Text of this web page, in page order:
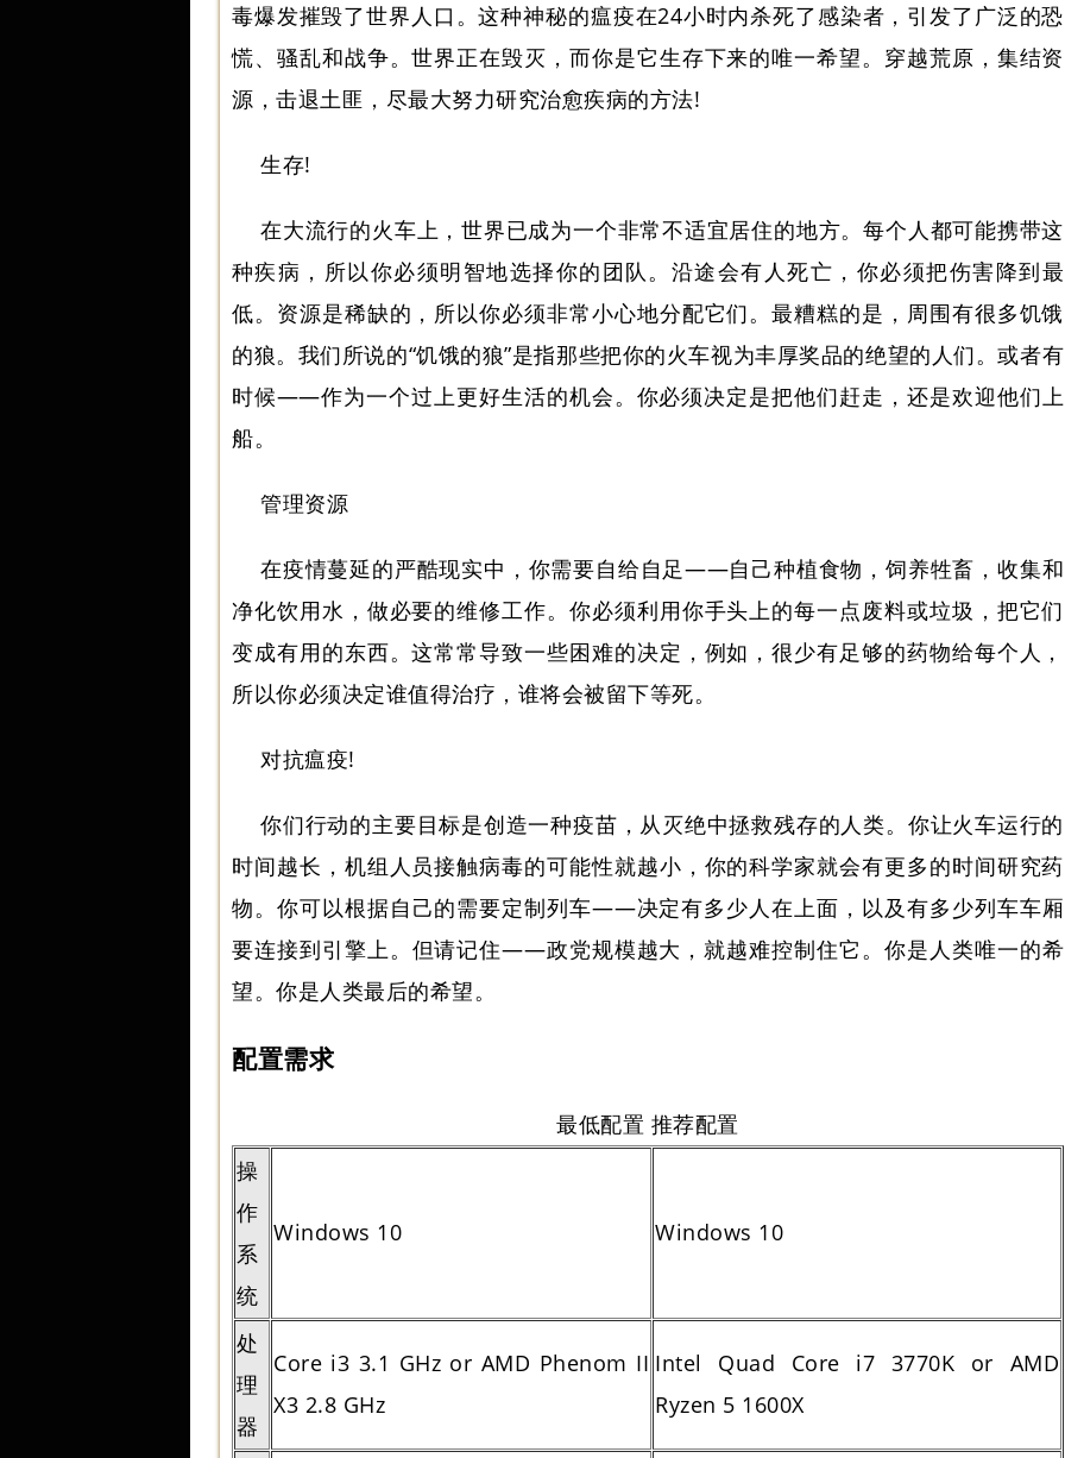
毒爆发摧毁了世界人口。这种神秘的瘟疫在24小时内杀死了感染者，引发了广泛的恐
慌、骚乱和战争。世界正在毁灭，而你是它生存下来的唯一希望。穿越荒原，集结资
源，击退土匪，尽最大努力研究治愈疾病的方法!
生存!
在大流行的火车上，世界已成为一个非常不适宜居住的地方。每个人都可能携带这
种疾病，所以你必须明智地选择你的团队。沿途会有人死亡，你必须把伤害降到最
低。资源是稀缺的，所以你必须非常小心地分配它们。最糟糕的是，周围有很多饥饿
的狼。我们所说的“饥饿的狼”是指那些把你的火车视为丰厚奖品的绝望的人们。或者有
时候——作为一个过上更好生活的机会。你必须决定是把他们赶走，还是欢迎他们上
船。
管理资源
在疫情蔓延的严酷现实中，你需要自给自足——自己种植食物，饲养牲畜，收集和
净化饮用水，做必要的维修工作。你必须利用你手头上的每一点废料或垃圾，把它们
变成有用的东西。这常常导致一些困难的决定，例如，很少有足够的药物给每个人，
所以你必须决定谁值得治疗，谁将会被留下等死。
对抗瘟疫!
你们行动的主要目标是创造一种疫苗，从灭绝中拯救残存的人类。你让火车运行的
时间越长，机组人员接触病毒的可能性就越小，你的科学家就会有更多的时间研究药
物。你可以根据自己的需要定制列车——决定有多少人在上面，以及有多少列车车厢
要连接到引擎上。但请记住——政党规模越大，就越难控制住它。你是人类唯一的希
望。你是人类最后的希望。
配置需求
最低配置 推荐配置
操
作
系
统
Windows 10 Windows 10
处
理
器
Core i3 3.1 GHz or AMD Phenom II
X3 2.8 GHz
Intel Quad Core i7 3770K or AMD
Ryzen 5 1600X